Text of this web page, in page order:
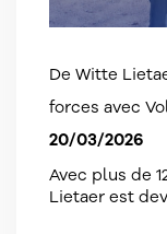
De Witte
forces avec
20/03/2026
Avec plus de
Lietaer est